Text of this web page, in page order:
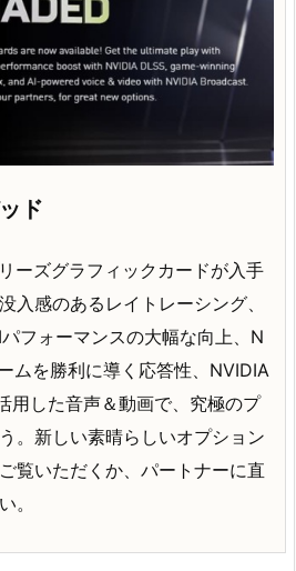
ド
ーズグラフィックカードが入手
感のあるレイトレーシング、
フォーマンスの大幅な向上、N
ムを勝利に導く応答性、NVIDIA
用した音声＆動画で、究極のプ
。新しい素晴らしいオプション
覧いただくか、パートナーに直
。